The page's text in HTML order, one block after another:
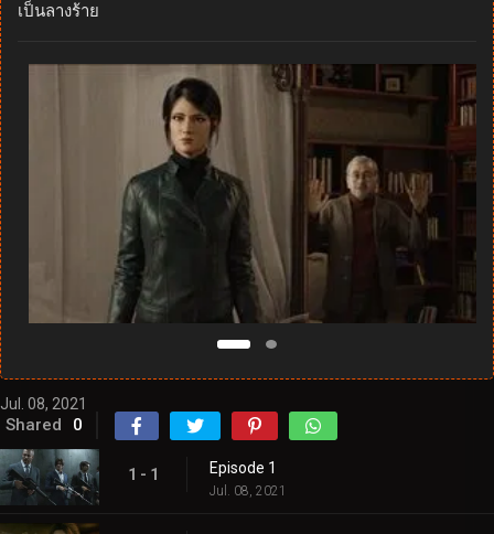
เป็นลางร้าย
Jul. 08, 2021
Shared 0
1 - 1 Episode 1
Jul. 08, 2021